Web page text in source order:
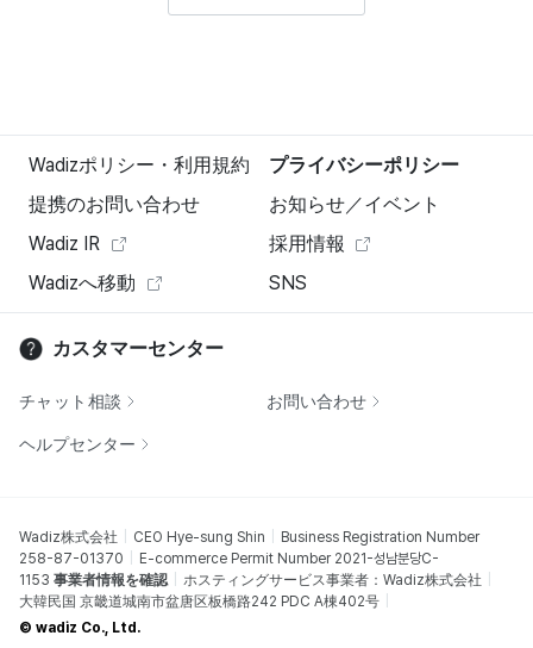
Wadizポリシー・利用規約
プライバシーポリシー
提携のお問い合わせ
お知らせ／イベント
Wadiz IR
採用情報
Wadizへ移動
SNS
カスタマーセンター
チャット相談 お問い合わせ
ヘルプセンター
Wadiz株式会社 CEO Hye-sung Shin
Business Registration Number
258-87-01370
E-commerce Permit Number 2021-성남분당C-
1153 事業者情報を確認
ホスティングサービス事業者：Wadiz株式会社
大韓民国 京畿道城南市盆唐区板橋路242 PDC A棟402号
© wadiz Co., Ltd.